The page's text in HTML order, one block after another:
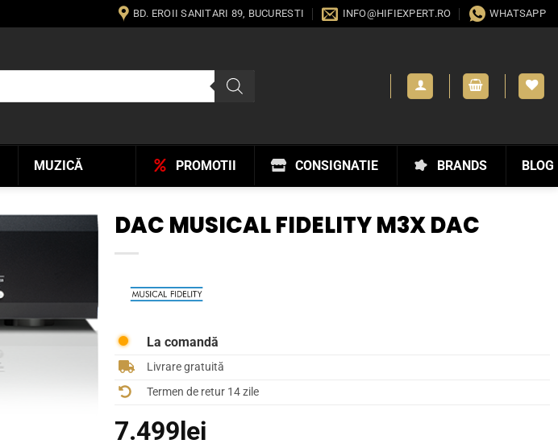
BD. EROII SANITARI 89, BUCURESTI INFO@HIFIEXPERT.RO WHATSAPP
MUZICĂ BLOG
BRANDS
CONSIGNATIE
PROMOTII
DAC MUSICAL FIDELITY M3X DAC
La comandă
Livrare gratuită
Termen de retur 14 zile
7.499 lei